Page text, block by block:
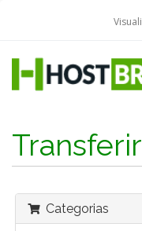
Categorias